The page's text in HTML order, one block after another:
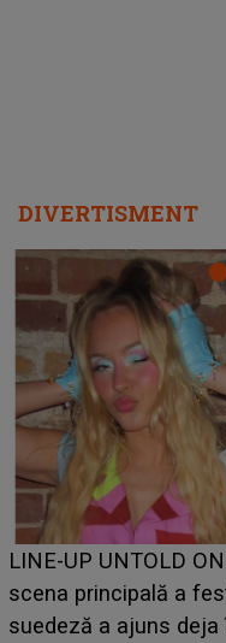
DIVERTISMENT
Ce a dezvăluit noua
luat prin surprindere
BĂIATUL VIZAT de